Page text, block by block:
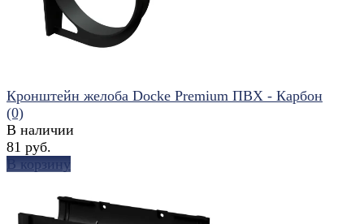
Кронштейн желоба Docke Premium ПВХ - Карбон
(0)
В наличии
81 руб.
В корзину